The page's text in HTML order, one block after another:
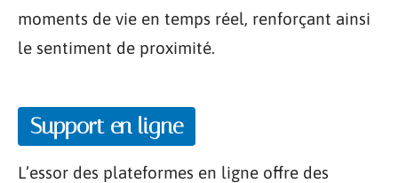
moments de vie en temps réel, renforçant ainsi
le sentiment de proximité.
Support en ligne
L’essor des plateformes en ligne offre des